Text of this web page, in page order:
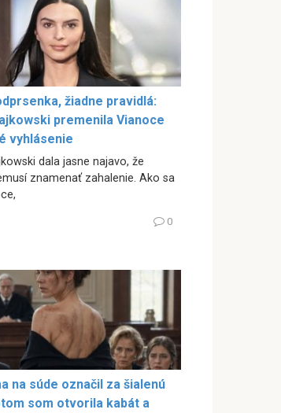
žiadne pravidlá:
premenila Vianoce
vyhlásenie
dala jasne najavo, že
znamenať zahalenie. Ako sa
0
na súde označil za šialenú
som otvorila kabát a